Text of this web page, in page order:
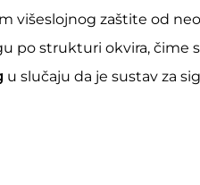
višeslojnog zaštite od
po strukturi okvira, čime
u slučaju da je sustav za